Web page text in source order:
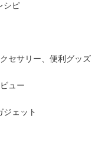
シピ
セサリー、便利グッズ
ュー
ジェット